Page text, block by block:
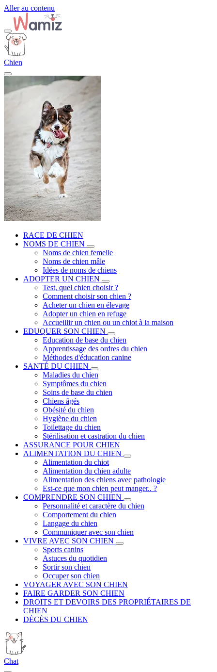
Aller au contenu
Chien
RACE DE CHIEN
NOMS DE CHIEN
Noms de chien femelle
Noms de chien mâle
Idées de noms de chiens
ADOPTER UN CHIEN
Test, quel chien choisir ?
Comment choisir son chien ?
Acheter un chien en élevage
Adopter un chien en refuge
Accueillir un chien ou un chiot à la maison
EDUQUER SON CHIEN
Education de base du chien
Apprentissage des ordres du chien
Méthodes d'éducation canine
SANTÉ DU CHIEN
Maladies du chien
Symptômes du chien
Soins de base du chien
Chiens âgés
Obésité du chien
Hygiène du chien
Toilettage du chien
Stérilisation et castration du chien
ASSURANCE POUR CHIEN
ALIMENTATION DU CHIEN
Alimentation du chiot
Alimentation du chien adulte
Alimentation des chiens avec pathologie
Est-ce que mon chien peut manger.. ?
COMPRENDRE SON CHIEN
Personnalité et caractère du chien
Comportement du chien
Langage du chien
Communiquer avec son chien
VIVRE AVEC SON CHIEN
Sports canins
Astuces du quotidien
Sortir son chien
Occuper son chien
VOYAGER AVEC SON CHIEN
FAIRE GARDER SON CHIEN
DROITS ET DEVOIRS DES PROPRIÉTAIRES DE
CHIEN
DÉCÈS DU CHIEN
Chat